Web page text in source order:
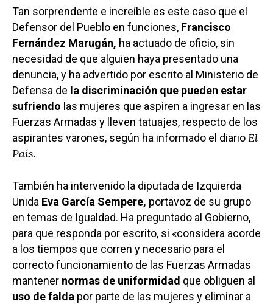
Tan sorprendente e increíble es este caso que el
Defensor del Pueblo en funciones, Francisco
Fernández Marugán, ha actuado de oficio, sin
necesidad de que alguien haya presentado una
denuncia, y ha advertido por escrito al Ministerio de
Defensa de la discriminación que pueden estar
sufriendo las mujeres que aspiren a ingresar en las
Fuerzas Armadas y lleven tatuajes, respecto de los
aspirantes varones, según ha informado el diarioEl
País.
También ha intervenido la diputada de Izquierda
Unida Eva García Sempere, portavoz de su grupo
en temas de Igualdad. Ha preguntado al Gobierno,
para que responda por escrito, si «considera acorde
a los tiempos que corren y necesario para el
correcto funcionamiento de las Fuerzas Armadas
mantener normas de uniformidad que obliguen al
uso de falda por parte de las mujeres y eliminar a